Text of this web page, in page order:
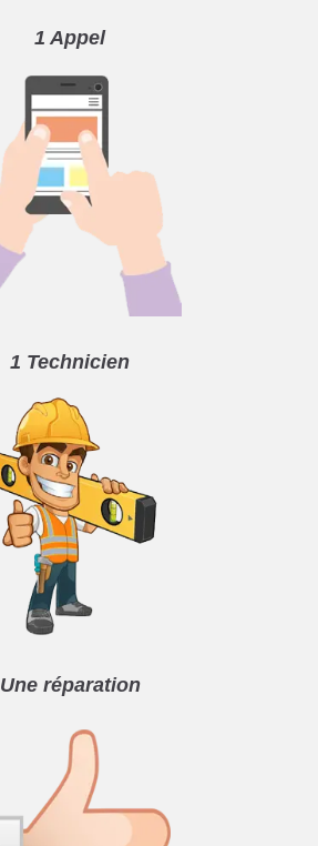
1 Appel
1 Technicien
Une réparation